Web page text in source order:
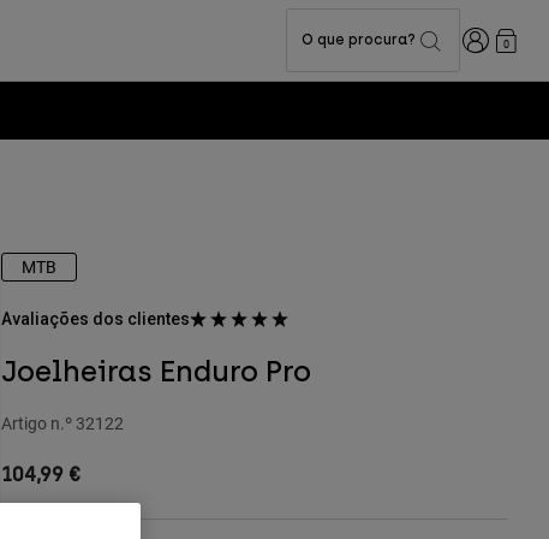
O que procura? Iniciar0
MTB
Avaliações dos clientes
Joelheiras Enduro Pro
Artigo n.º 32122
104,99 €